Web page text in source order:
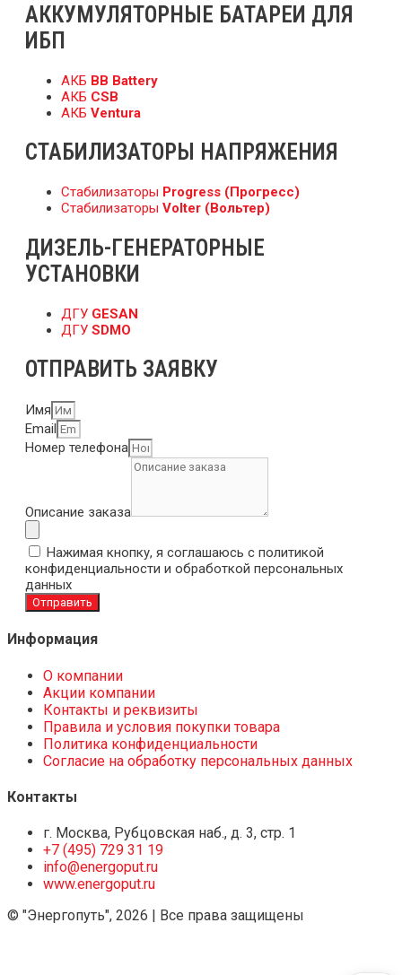
АККУМУЛЯТОРНЫЕ БАТАРЕИ ДЛЯ
ИБП
АКБ BB Battery
АКБ CSB
АКБ Ventura
СТАБИЛИЗАТОРЫ НАПРЯЖЕНИЯ
Стабилизаторы Progress (Прогресс)
Стабилизаторы Volter (Вольтер)
ДИЗЕЛЬ-ГЕНЕРАТОРНЫЕ
УСТАНОВКИ
ДГУ GESAN
ДГУ SDMO
ОТПРАВИТЬ ЗАЯВКУ
Имя
Email
Номер телефона
Описание заказа
Нажимая кнопку, я соглашаюсь с политикой
конфиденциальности и обработкой персональных
данных
Отправить
Информация
О компании
Акции компании
Контакты и реквизиты
Правила и условия покупки товара
Политика конфиденциальности
Согласие на обработку персональных данных
Контакты
г. Москва, Рубцовская наб., д. 3, стр. 1
+7 (495) 729 31 19
info@energoput.ru
www.energoput.ru
© "Энергопуть", 2026 | Все права защищены